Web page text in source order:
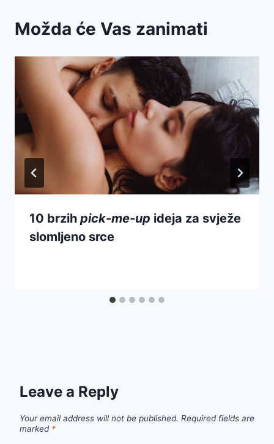
Možda će Vas zanimati
10 brzih pick-me-up ideja za svježe
slomljeno srce
Leave a Reply
Your email address will not be published. Required fields are
marked *